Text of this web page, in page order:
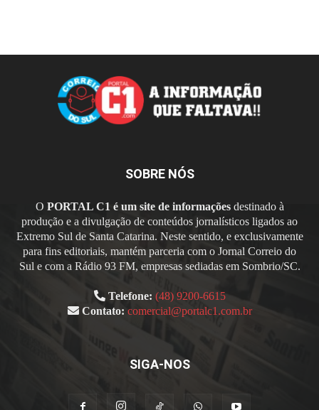
SOBRE NÓS
O PORTAL C1 é um site de informaçõesdestinado à
produção e a divulgação de conteúdos jornalísticos ligados ao
Extremo Sul de Santa Catarina. Neste sentido, e exclusivamente
para fins editoriais, mantém parceria com o Jornal Correio do
Sul e com a Rádio 93 FM, empresas sediadas em Sombrio/SC.
Telefone: (48) 9200-6615
Contato: comercial@portalc1.com.br
SIGA-NOS